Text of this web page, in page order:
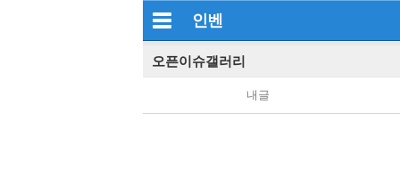
인벤
오픈이슈갤러리
내글